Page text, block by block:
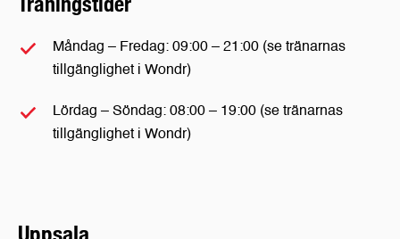
Måndag – Fredag: 09:00 – 21:00 (se tränarnas
tillgänglighet i Wondr)
Lördag – Söndag: 08:00 – 19:00 (se tränarnas
tillgänglighet i Wondr)
Uppsala